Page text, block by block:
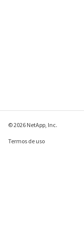
© 2026 NetApp, Inc.
Termos de uso